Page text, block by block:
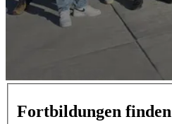
Fortbildungen finden